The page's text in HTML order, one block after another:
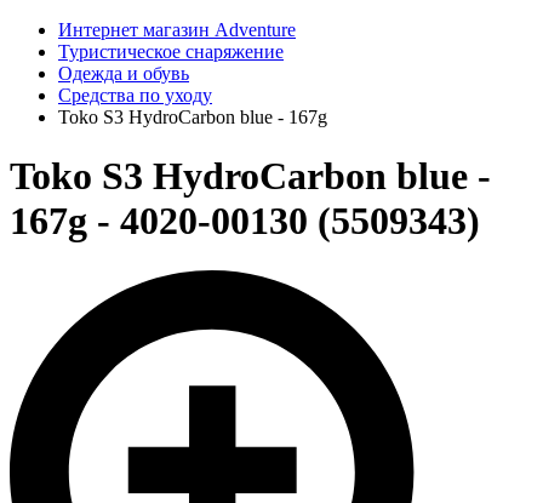
Интернет магазин Adventure
Туристическое снаряжение
Одежда и обувь
Средства по уходу
Toko S3 HydroCarbon blue - 167g
Toko S3 HydroCarbon blue -
167g - 4020-00130 (5509343)